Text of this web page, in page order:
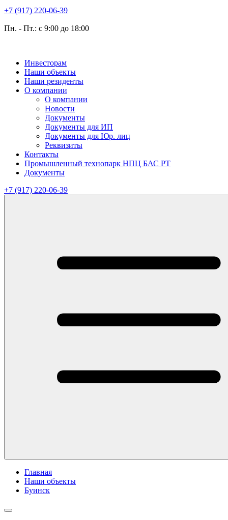
+7 (917) 220-06-39
Пн. - Пт.: с 9:00 до 18:00
Инвесторам
Наши объекты
Наши резиденты
О компании
О компании
Новости
Документы
Документы для ИП
Документы для Юр. лиц
Реквизиты
Контакты
Промышленный технопарк НПЦ БАС РТ
Документы
+7 (917) 220-06-39
Главная
Наши объекты
Буинск